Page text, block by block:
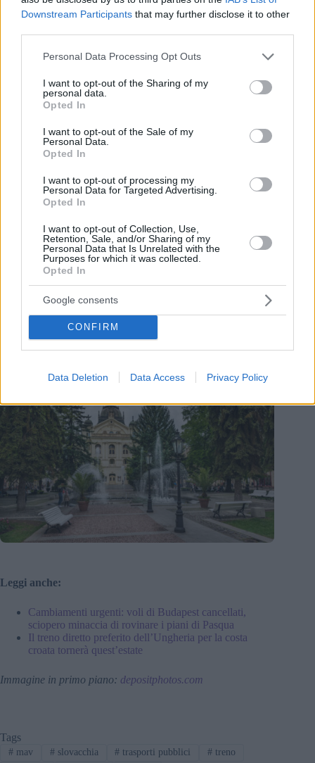
Downstream Participants that may further disclose it to other
Please note that this website/app uses one or more Google
not limited to your visit or usage behaviour. You may click to
grant or deny consent to Google and its third-party tags to
use your data for below specified purposes in below Google
consent section.
Personal Data Processing Opt Outs
I want to opt-out of the Sharing of my
personal data.
Opted In
I want to opt-out of the Sale of my
Personal Data.
Opted In
I want to opt-out of processing my
Personal Data for Targeted Advertising.
Opted In
I want to opt-out of Collection, Use,
Retention, Sale, and/or Sharing of my
Personal Data that Is Unrelated with the
Purposes for which it was collected.
Opted In
Google consents
CONFIRM
Data Deletion Data Access Privacy Policy
Secondo il ministero, i rappresentanti delle Ferrovie dello
Stato slovacche (ZSR) e MÁV terranno colloqui
Il ministero dei trasporti slovacco ha scritto che esiste anche la
linee che collegano il Komáron ungherese con il Komárno
slovacco, la linea Lučenec-Ipolytarnóc-Szécsény-
Balassagyarmat, la linea Slovenské Nové Mesto-
Balassagyarmat.
Leggi anche:
Cambiamenti urgenti: voli di Budapest cancellati,
sciopero minaccia di rovinare i piani di Pasqua
Il treno diretto preferito dell’Ungheria per la costa
croata tornerà quest’estate
Immagine in primo piano: depositphotos.com
Tags
#mav #slovacchia # trasporti pubblici # treno